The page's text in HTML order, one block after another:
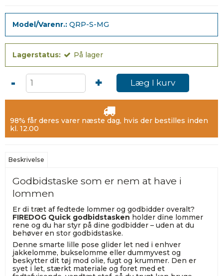
Model/Varenr.: QRP-S-MG
Lagerstatus: På lager
- + Læg I kurv
98% får deres varer næste dag, hvis der bestilles inden
kl. 12.00
Beskrivelse
Godbidstaske som er nem at have i
lommen
Er di træt af fedtede lommer og godbidder overalt?
FIREDOG Quick godbidstasken holder dine lommer
rene og du har styr på dine godbidder – uden at du
behøver en stor godbidstaske.
Denne smarte lille pose glider let ned i enhver
jakkelomme, bukselomme eller dummyvest og
beskytter dit tøj mod olie, fugt og krummer. Den er
syet i let, stærkt materiale og foret med et